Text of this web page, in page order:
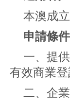
本澳成
申請條件
一、提
有效商業登
二、企